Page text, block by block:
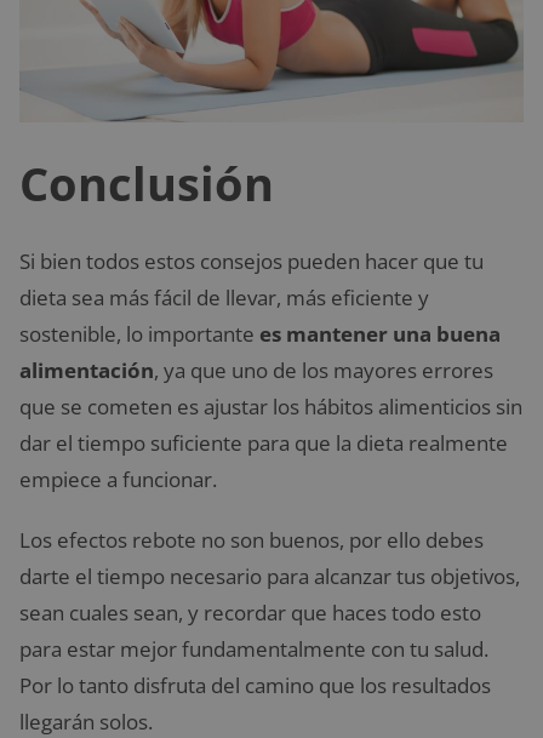
Conclusión
Si bien todos estos consejos pueden hacer que tu
dieta sea más fácil de llevar, más eficiente y
sostenible, lo importante es mantener una buena
alimentación, ya que uno de los mayores errores
que se cometen es ajustar los hábitos alimenticios sin
dar el tiempo suficiente para que la dieta realmente
empiece a funcionar.
Los efectos rebote no son buenos, por ello debes
darte el tiempo necesario para alcanzar tus objetivos,
sean cuales sean, y recordar que haces todo esto
para estar mejor fundamentalmente con tu salud.
Por lo tanto disfruta del camino que los resultados
llegarán solos.